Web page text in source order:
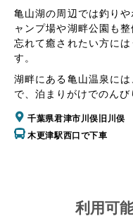
亀山湖の周辺では釣り
ャンプ場や湖畔公園も
忘れて癒されたい方に
す。
湖畔にある亀山温泉に
で、泊まりがけでのんび
千葉県君津市川俣旧川俣
木更津駅西口で下車
利用可